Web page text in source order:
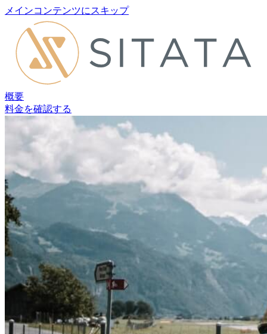
メインコンテンツにスキップ
概要
料金を確認する